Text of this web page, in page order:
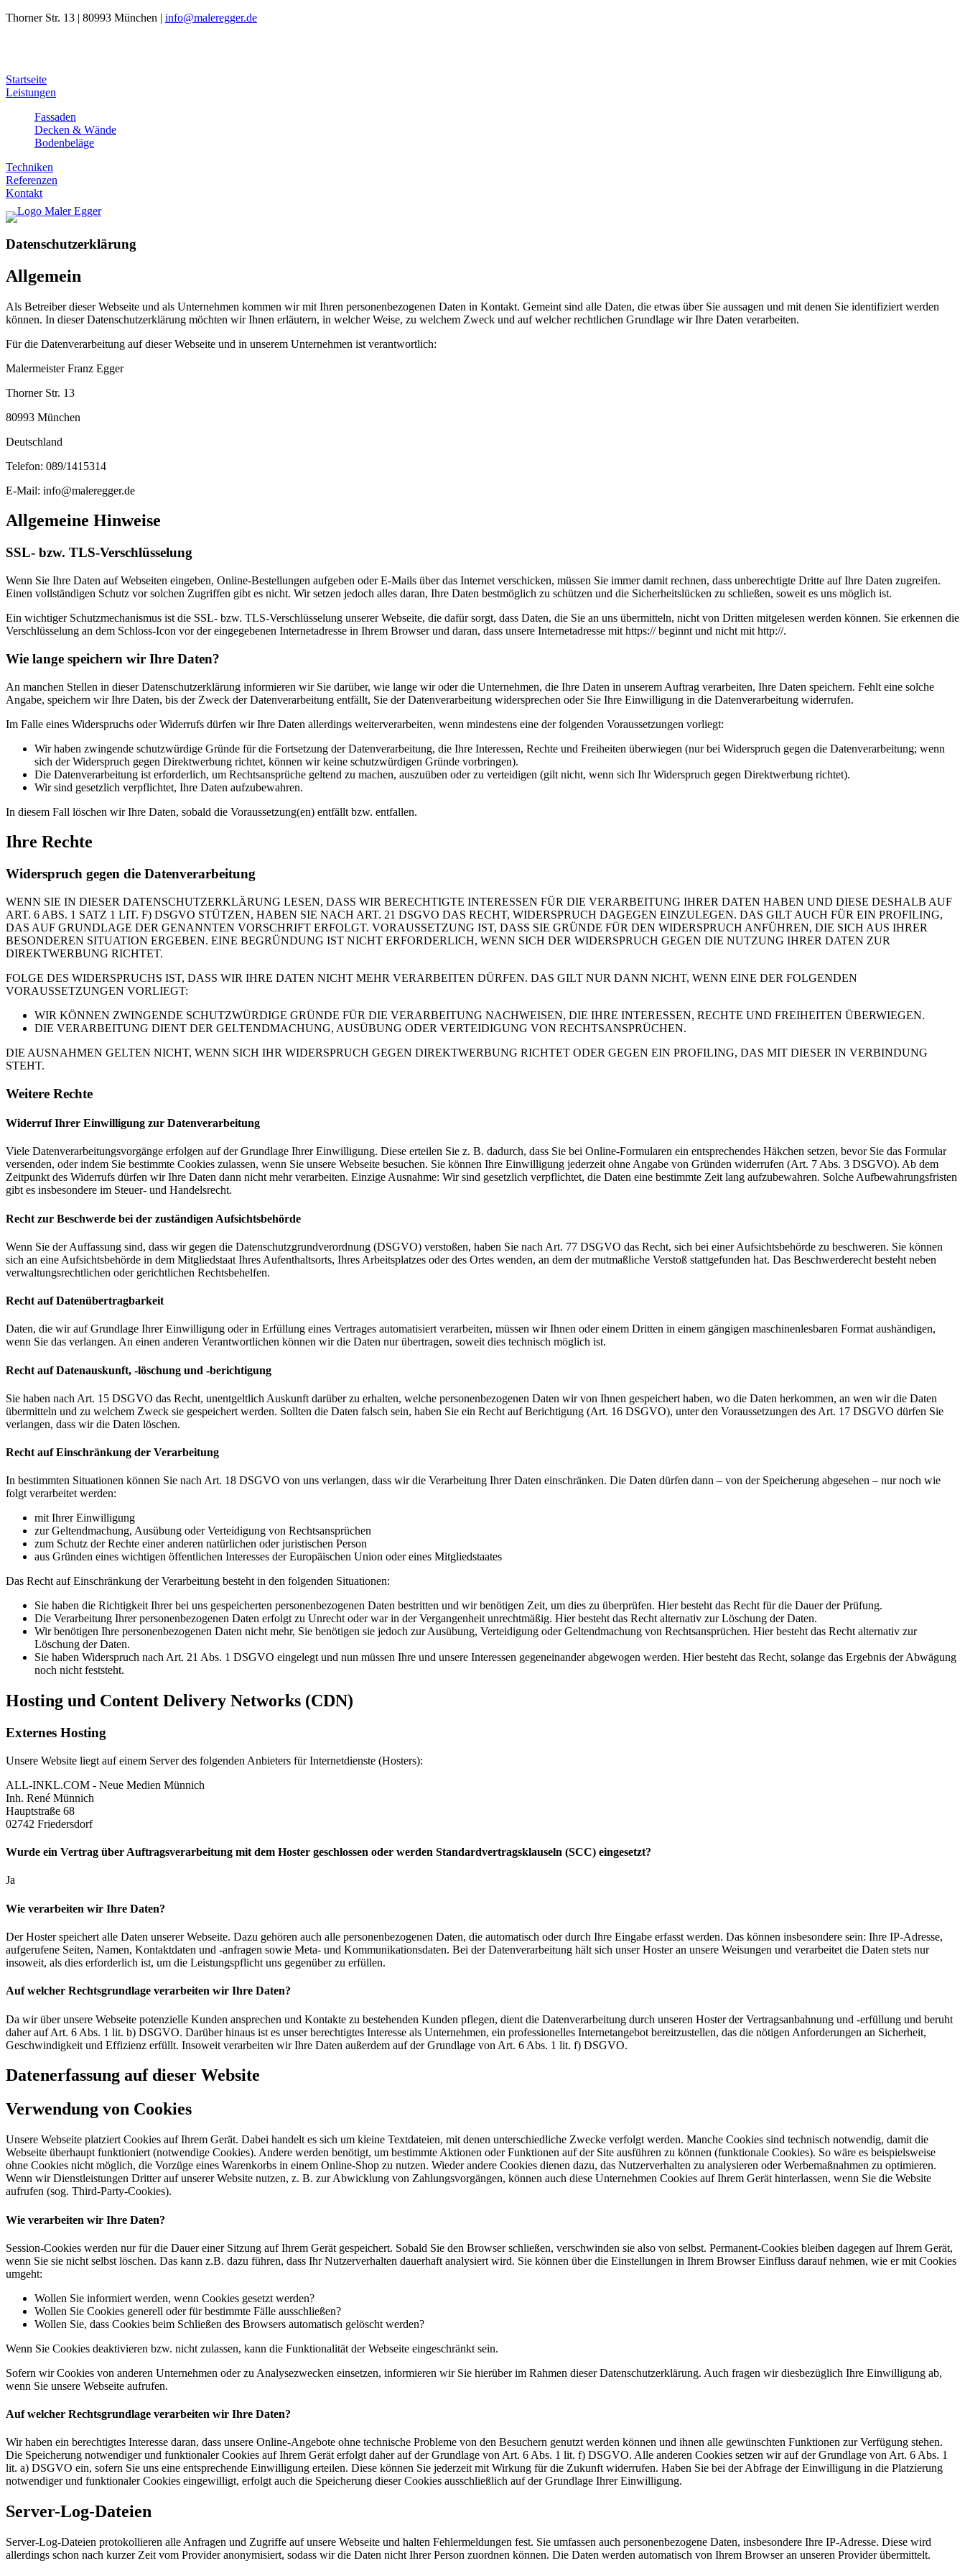
Thorner Str. 13 | 80993 München | info@maleregger.de
Startseite
Leistungen
Fassaden
Decken & Wände
Bodenbeläge
Techniken
Referenzen
Kontakt
Datenschutzerklärung
Allgemein
Als Betreiber dieser Webseite und als Unternehmen kommen wir mit Ihren personenbezogenen Daten in Kontakt. Gemeint sind alle Daten, die etwas über Sie aussagen und mit denen Sie identifiziert werden
können. In dieser Datenschutzerklärung möchten wir Ihnen erläutern, in welcher Weise, zu welchem Zweck und auf welcher rechtlichen Grundlage wir Ihre Daten verarbeiten.
Für die Datenverarbeitung auf dieser Webseite und in unserem Unternehmen ist verantwortlich:
Malermeister Franz Egger
Thorner Str. 13
80993 München
Deutschland
Telefon: 089/1415314
E-Mail: info@maleregger.de
Allgemeine Hinweise
SSL- bzw. TLS-Verschlüsselung
Wenn Sie Ihre Daten auf Webseiten eingeben, Online-Bestellungen aufgeben oder E-Mails über das Internet verschicken, müssen Sie immer damit rechnen, dass unberechtigte Dritte auf Ihre Daten zugreifen.
Einen vollständigen Schutz vor solchen Zugriffen gibt es nicht. Wir setzen jedoch alles daran, Ihre Daten bestmöglich zu schützen und die Sicherheitslücken zu schließen, soweit es uns möglich ist.
Ein wichtiger Schutzmechanismus ist die SSL- bzw. TLS-Verschlüsselung unserer Webseite, die dafür sorgt, dass Daten, die Sie an uns übermitteln, nicht von Dritten mitgelesen werden können. Sie erkennen die
Verschlüsselung an dem Schloss-Icon vor der eingegebenen Internetadresse in Ihrem Browser und daran, dass unsere Internetadresse mit https:// beginnt und nicht mit http://.
Wie lange speichern wir Ihre Daten?
An manchen Stellen in dieser Datenschutzerklärung informieren wir Sie darüber, wie lange wir oder die Unternehmen, die Ihre Daten in unserem Auftrag verarbeiten, Ihre Daten speichern. Fehlt eine solche
Angabe, speichern wir Ihre Daten, bis der Zweck der Datenverarbeitung entfällt, Sie der Datenverarbeitung widersprechen oder Sie Ihre Einwilligung in die Datenverarbeitung widerrufen.
Im Falle eines Widerspruchs oder Widerrufs dürfen wir Ihre Daten allerdings weiterverarbeiten, wenn mindestens eine der folgenden Voraussetzungen vorliegt:
Wir haben zwingende schutzwürdige Gründe für die Fortsetzung der Datenverarbeitung, die Ihre Interessen, Rechte und Freiheiten überwiegen (nur bei Widerspruch gegen die Datenverarbeitung; wenn
sich der Widerspruch gegen Direktwerbung richtet, können wir keine schutzwürdigen Gründe vorbringen).
Die Datenverarbeitung ist erforderlich, um Rechtsansprüche geltend zu machen, auszuüben oder zu verteidigen (gilt nicht, wenn sich Ihr Widerspruch gegen Direktwerbung richtet).
Wir sind gesetzlich verpflichtet, Ihre Daten aufzubewahren.
In diesem Fall löschen wir Ihre Daten, sobald die Voraussetzung(en) entfällt bzw. entfallen.
Ihre Rechte
Widerspruch gegen die Datenverarbeitung
WENN SIE IN DIESER DATENSCHUTZERKLÄRUNG LESEN, DASS WIR BERECHTIGTE INTERESSEN FÜR DIE VERARBEITUNG IHRER DATEN HABEN UND DIESE DESHALB AUF
ART. 6 ABS. 1 SATZ 1 LIT. F) DSGVO STÜTZEN, HABEN SIE NACH ART. 21 DSGVO DAS RECHT, WIDERSPRUCH DAGEGEN EINZULEGEN. DAS GILT AUCH FÜR EIN PROFILING,
DAS AUF GRUNDLAGE DER GENANNTEN VORSCHRIFT ERFOLGT. VORAUSSETZUNG IST, DASS SIE GRÜNDE FÜR DEN WIDERSPRUCH ANFÜHREN, DIE SICH AUS IHRER
BESONDEREN SITUATION ERGEBEN. EINE BEGRÜNDUNG IST NICHT ERFORDERLICH, WENN SICH DER WIDERSPRUCH GEGEN DIE NUTZUNG IHRER DATEN ZUR
DIREKTWERBUNG RICHTET.
FOLGE DES WIDERSPRUCHS IST, DASS WIR IHRE DATEN NICHT MEHR VERARBEITEN DÜRFEN. DAS GILT NUR DANN NICHT, WENN EINE DER FOLGENDEN
VORAUSSETZUNGEN VORLIEGT:
WIR KÖNNEN ZWINGENDE SCHUTZWÜRDIGE GRÜNDE FÜR DIE VERARBEITUNG NACHWEISEN, DIE IHRE INTERESSEN, RECHTE UND FREIHEITEN ÜBERWIEGEN.
DIE VERARBEITUNG DIENT DER GELTENDMACHUNG, AUSÜBUNG ODER VERTEIDIGUNG VON RECHTSANSPRÜCHEN.
DIE AUSNAHMEN GELTEN NICHT, WENN SICH IHR WIDERSPRUCH GEGEN DIREKTWERBUNG RICHTET ODER GEGEN EIN PROFILING, DAS MIT DIESER IN VERBINDUNG
STEHT.
Weitere Rechte
Widerruf Ihrer Einwilligung zur Datenverarbeitung
Viele Datenverarbeitungsvorgänge erfolgen auf der Grundlage Ihrer Einwilligung. Diese erteilen Sie z. B. dadurch, dass Sie bei Online-Formularen ein entsprechendes Häkchen setzen, bevor Sie das Formular
versenden, oder indem Sie bestimmte Cookies zulassen, wenn Sie unsere Webseite besuchen. Sie können Ihre Einwilligung jederzeit ohne Angabe von Gründen widerrufen (Art. 7 Abs. 3 DSGVO). Ab dem
Zeitpunkt des Widerrufs dürfen wir Ihre Daten dann nicht mehr verarbeiten. Einzige Ausnahme: Wir sind gesetzlich verpflichtet, die Daten eine bestimmte Zeit lang aufzubewahren. Solche Aufbewahrungsfristen
gibt es insbesondere im Steuer- und Handelsrecht.
Recht zur Beschwerde bei der zuständigen Aufsichtsbehörde
Wenn Sie der Auffassung sind, dass wir gegen die Datenschutzgrundverordnung (DSGVO) verstoßen, haben Sie nach Art. 77 DSGVO das Recht, sich bei einer Aufsichtsbehörde zu beschweren. Sie können
sich an eine Aufsichtsbehörde in dem Mitgliedstaat Ihres Aufenthaltsorts, Ihres Arbeitsplatzes oder des Ortes wenden, an dem der mutmaßliche Verstoß stattgefunden hat. Das Beschwerderecht besteht neben
verwaltungsrechtlichen oder gerichtlichen Rechtsbehelfen.
Recht auf Datenübertragbarkeit
Daten, die wir auf Grundlage Ihrer Einwilligung oder in Erfüllung eines Vertrages automatisiert verarbeiten, müssen wir Ihnen oder einem Dritten in einem gängigen maschinenlesbaren Format aushändigen,
wenn Sie das verlangen. An einen anderen Verantwortlichen können wir die Daten nur übertragen, soweit dies technisch möglich ist.
Recht auf Datenauskunft, -löschung und -berichtigung
Sie haben nach Art. 15 DSGVO das Recht, unentgeltlich Auskunft darüber zu erhalten, welche personenbezogenen Daten wir von Ihnen gespeichert haben, wo die Daten herkommen, an wen wir die Daten
übermitteln und zu welchem Zweck sie gespeichert werden. Sollten die Daten falsch sein, haben Sie ein Recht auf Berichtigung (Art. 16 DSGVO), unter den Voraussetzungen des Art. 17 DSGVO dürfen Sie
verlangen, dass wir die Daten löschen.
Recht auf Einschränkung der Verarbeitung
In bestimmten Situationen können Sie nach Art. 18 DSGVO von uns verlangen, dass wir die Verarbeitung Ihrer Daten einschränken. Die Daten dürfen dann – von der Speicherung abgesehen – nur noch wie
folgt verarbeitet werden:
mit Ihrer Einwilligung
zur Geltendmachung, Ausübung oder Verteidigung von Rechtsansprüchen
zum Schutz der Rechte einer anderen natürlichen oder juristischen Person
aus Gründen eines wichtigen öffentlichen Interesses der Europäischen Union oder eines Mitgliedstaates
Das Recht auf Einschränkung der Verarbeitung besteht in den folgenden Situationen:
Sie haben die Richtigkeit Ihrer bei uns gespeicherten personenbezogenen Daten bestritten und wir benötigen Zeit, um dies zu überprüfen. Hier besteht das Recht für die Dauer der Prüfung.
Die Verarbeitung Ihrer personenbezogenen Daten erfolgt zu Unrecht oder war in der Vergangenheit unrechtmäßig. Hier besteht das Recht alternativ zur Löschung der Daten.
Wir benötigen Ihre personenbezogenen Daten nicht mehr, Sie benötigen sie jedoch zur Ausübung, Verteidigung oder Geltendmachung von Rechtsansprüchen. Hier besteht das Recht alternativ zur
Löschung der Daten.
Sie haben Widerspruch nach Art. 21 Abs. 1 DSGVO eingelegt und nun müssen Ihre und unsere Interessen gegeneinander abgewogen werden. Hier besteht das Recht, solange das Ergebnis der Abwägung
noch nicht feststeht.
Hosting und Content Delivery Networks (CDN)
Externes Hosting
Unsere Website liegt auf einem Server des folgenden Anbieters für Internetdienste (Hosters):
ALL-INKL.COM - Neue Medien Münnich
Inh. René Münnich
Hauptstraße 68
02742 Friedersdorf
Wurde ein Vertrag über Auftragsverarbeitung mit dem Hoster geschlossen oder werden Standardvertragsklauseln (SCC) eingesetzt?
Ja
Wie verarbeiten wir Ihre Daten?
Der Hoster speichert alle Daten unserer Webseite. Dazu gehören auch alle personenbezogenen Daten, die automatisch oder durch Ihre Eingabe erfasst werden. Das können insbesondere sein: Ihre IP-Adresse,
aufgerufene Seiten, Namen, Kontaktdaten und -anfragen sowie Meta- und Kommunikationsdaten. Bei der Datenverarbeitung hält sich unser Hoster an unsere Weisungen und verarbeitet die Daten stets nur
insoweit, als dies erforderlich ist, um die Leistungspflicht uns gegenüber zu erfüllen.
Auf welcher Rechtsgrundlage verarbeiten wir Ihre Daten?
Da wir über unsere Webseite potenzielle Kunden ansprechen und Kontakte zu bestehenden Kunden pflegen, dient die Datenverarbeitung durch unseren Hoster der Vertragsanbahnung und -erfüllung und beruht
daher auf Art. 6 Abs. 1 lit. b) DSGVO. Darüber hinaus ist es unser berechtigtes Interesse als Unternehmen, ein professionelles Internetangebot bereitzustellen, das die nötigen Anforderungen an Sicherheit,
Geschwindigkeit und Effizienz erfüllt. Insoweit verarbeiten wir Ihre Daten außerdem auf der Grundlage von Art. 6 Abs. 1 lit. f) DSGVO.
Datenerfassung auf dieser Website
Verwendung von Cookies
Unsere Webseite platziert Cookies auf Ihrem Gerät. Dabei handelt es sich um kleine Textdateien, mit denen unterschiedliche Zwecke verfolgt werden. Manche Cookies sind technisch notwendig, damit die
Webseite überhaupt funktioniert (notwendige Cookies). Andere werden benötigt, um bestimmte Aktionen oder Funktionen auf der Site ausführen zu können (funktionale Cookies). So wäre es beispielsweise
ohne Cookies nicht möglich, die Vorzüge eines Warenkorbs in einem Online-Shop zu nutzen. Wieder andere Cookies dienen dazu, das Nutzerverhalten zu analysieren oder Werbemaßnahmen zu optimieren.
Wenn wir Dienstleistungen Dritter auf unserer Website nutzen, z. B. zur Abwicklung von Zahlungsvorgängen, können auch diese Unternehmen Cookies auf Ihrem Gerät hinterlassen, wenn Sie die Website
aufrufen (sog. Third-Party-Cookies).
Wie verarbeiten wir Ihre Daten?
Session-Cookies werden nur für die Dauer einer Sitzung auf Ihrem Gerät gespeichert. Sobald Sie den Browser schließen, verschwinden sie also von selbst. Permanent-Cookies bleiben dagegen auf Ihrem Gerät,
wenn Sie sie nicht selbst löschen. Das kann z.B. dazu führen, dass Ihr Nutzerverhalten dauerhaft analysiert wird. Sie können über die Einstellungen in Ihrem Browser Einfluss darauf nehmen, wie er mit Cookies
umgeht:
Wollen Sie informiert werden, wenn Cookies gesetzt werden?
Wollen Sie Cookies generell oder für bestimmte Fälle ausschließen?
Wollen Sie, dass Cookies beim Schließen des Browsers automatisch gelöscht werden?
Wenn Sie Cookies deaktivieren bzw. nicht zulassen, kann die Funktionalität der Webseite eingeschränkt sein.
Sofern wir Cookies von anderen Unternehmen oder zu Analysezwecken einsetzen, informieren wir Sie hierüber im Rahmen dieser Datenschutzerklärung. Auch fragen wir diesbezüglich Ihre Einwilligung ab,
wenn Sie unsere Webseite aufrufen.
Auf welcher Rechtsgrundlage verarbeiten wir Ihre Daten?
Wir haben ein berechtigtes Interesse daran, dass unsere Online-Angebote ohne technische Probleme von den Besuchern genutzt werden können und ihnen alle gewünschten Funktionen zur Verfügung stehen.
Die Speicherung notwendiger und funktionaler Cookies auf Ihrem Gerät erfolgt daher auf der Grundlage von Art. 6 Abs. 1 lit. f) DSGVO. Alle anderen Cookies setzen wir auf der Grundlage von Art. 6 Abs. 1
lit. a) DSGVO ein, sofern Sie uns eine entsprechende Einwilligung erteilen. Diese können Sie jederzeit mit Wirkung für die Zukunft widerrufen. Haben Sie bei der Abfrage der Einwilligung in die Platzierung
notwendiger und funktionaler Cookies eingewilligt, erfolgt auch die Speicherung dieser Cookies ausschließlich auf der Grundlage Ihrer Einwilligung.
Server-Log-Dateien
Server-Log-Dateien protokollieren alle Anfragen und Zugriffe auf unsere Webseite und halten Fehlermeldungen fest. Sie umfassen auch personenbezogene Daten, insbesondere Ihre IP-Adresse. Diese wird
allerdings schon nach kurzer Zeit vom Provider anonymisiert, sodass wir die Daten nicht Ihrer Person zuordnen können. Die Daten werden automatisch von Ihrem Browser an unseren Provider übermittelt.